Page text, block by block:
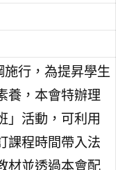
行，為提昇學生
養，本會特辦理
」活動，可利用
課程時間帶入法
材並透過本會配